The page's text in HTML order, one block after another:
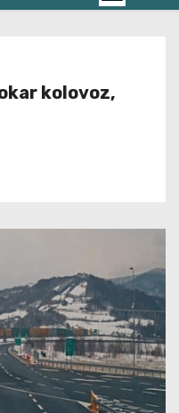
kolovoz,